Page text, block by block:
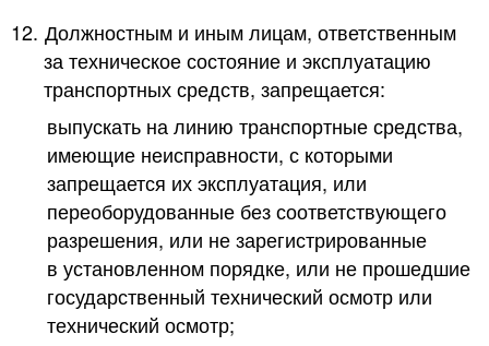
12. Должностным и иным лицам, ответственным
за техническое состояние и эксплуатацию
транспортных средств, запрещается:
выпускать на линию транспортные средства,
имеющие неисправности, с которыми
запрещается их эксплуатация, или
переоборудованные без соответствующего
разрешения, или не зарегистрированные
в установленном порядке, или не прошедшие
государственный технический осмотр или
технический осмотр;